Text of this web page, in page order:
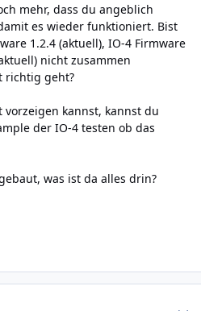
mehr, dass du angeblich
es wieder funktioniert. Bist
1.2.4 (aktuell), IO-4 Firmware
nicht zusammen
richtig geht?
kannst, kannst du
der IO-4 testen ob das
was ist da alles drin?